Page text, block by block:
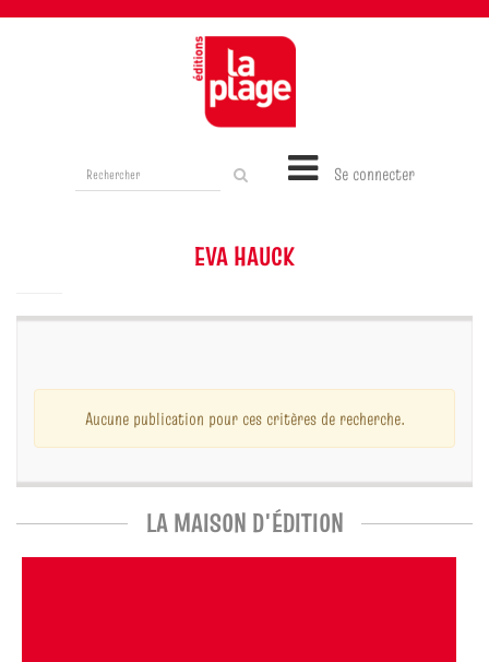
Se connecter
EVA HAUCK
Aucune publication pour ces critères de recherche.
LA MAISON D'ÉDITION